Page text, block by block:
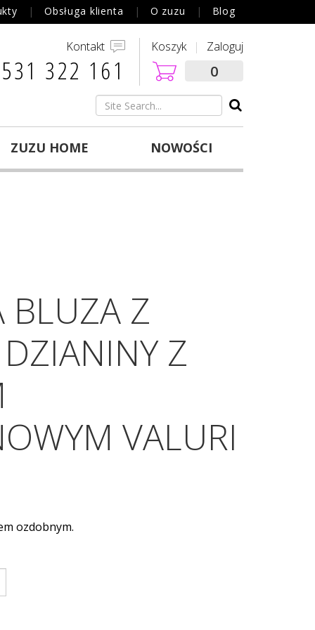
Obsługa klienta O zuzu Blog
Kontakt
322 161‬
Koszyk Zaloguj
0
ZUZU HOME NOWOŚCI
BLUZA Z
Z
VALURI
ozdobnym.